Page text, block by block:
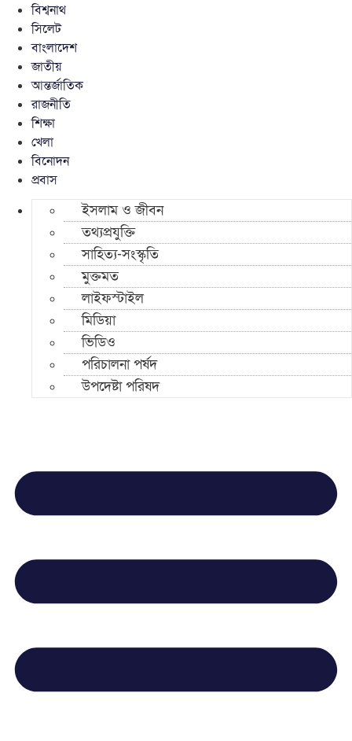
বিশ্বনাথ
সিলেট
বাংলাদেশ
জাতীয়
আন্তর্জাতিক
রাজনীতি
শিক্ষা
খেলা
বিনোদন
প্রবাস
ইসলাম ও জীবন
তথ্যপ্রযুক্তি
সাহিত্য-সংস্কৃতি
মুক্তমত
লাইফস্টাইল
মিডিয়া
ভিডিও
পরিচালনা পর্ষদ
উপদেষ্টা পরিষদ